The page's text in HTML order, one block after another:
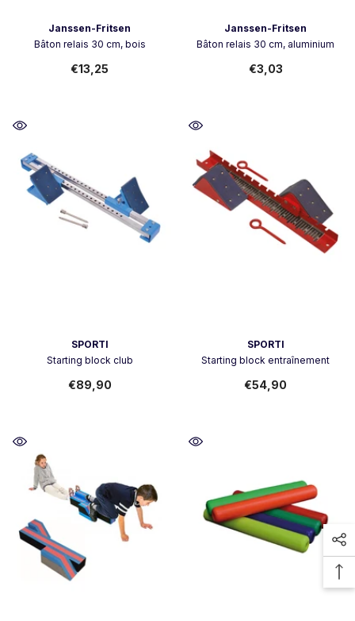
Janssen-Fritsen
Bâton relais 30 cm, bois
€13,25
Janssen-Fritsen
Bâton relais 30 cm, aluminium
€3,03
SPORTI
Starting block club
€89,90
SPORTI
Starting block entraînement
€54,90